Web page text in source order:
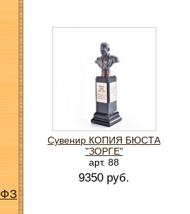
Сувенир КОПИЯ БЮСТА
"ЗОРГЕ"
арт. 88
9350 руб.